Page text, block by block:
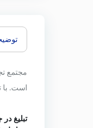
مجتمع
است. با
تبلیغ در